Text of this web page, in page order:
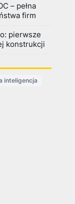
– pełna
firm
pierwsze
konstrukcji
inteligencja